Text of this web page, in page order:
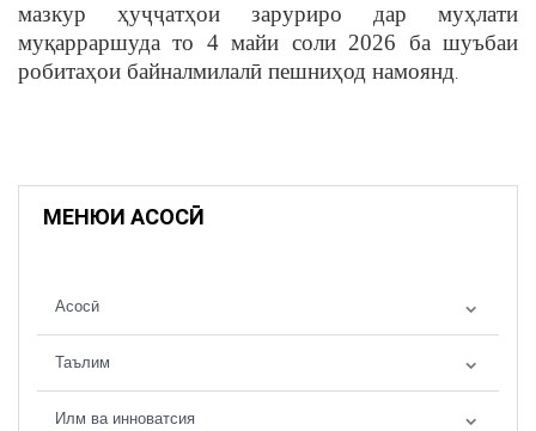
мазкур ҳуҷҷатҳои заруриро дар муҳлати
муқарраршуда то 4 майи соли 2026 ба шуъбаи
робитаҳои байналмилалӣ пешниҳод намоянд.
МЕНЮИ АСОСӢ
Асосӣ
Таълим
Илм ва инноватсия